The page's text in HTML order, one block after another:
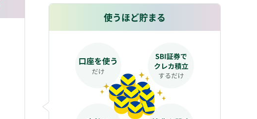
使うほど貯まる